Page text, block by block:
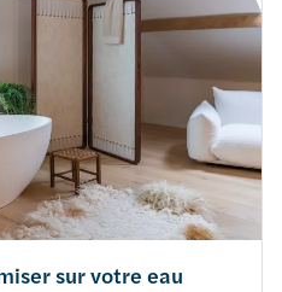
sur votre eau